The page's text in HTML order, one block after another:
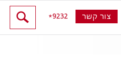
צור קשר 9232